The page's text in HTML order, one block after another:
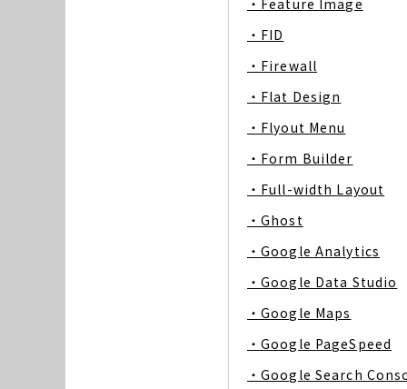
・Feature Image
・FID
・Firewall
・Flat Design
・Flyout Menu
・Form Builder
・Full-width Layout
・Ghost
・Google Analytics
・Google Data Studio
・Google Maps
・Google PageSpeed
・Google Search